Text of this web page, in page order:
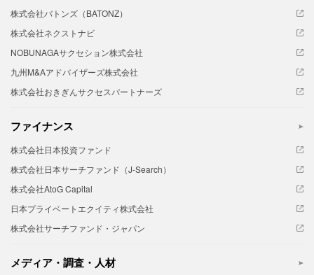
株式会社バトンズ（BATONZ）
株式会社ネクストナビ
NOBUNAGAサクセション株式会社
九州M&Aアドバイザーズ株式会社
株式会社おきぎんサクセスパートナーズ
ファイナンス
株式会社日本投資ファンド
株式会社日本サーチファンド（J-Search）
株式会社AtoG Capital
日本プライベートエクイティ株式会社
株式会社サーチファンド・ジャパン
メディア・調査・人材